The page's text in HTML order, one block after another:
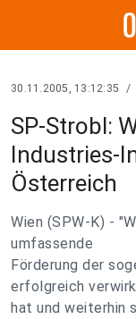
30.11.2005, 13:12:35 /
SP-Strobl:
Industries-
Österreich
Wien (SPW-K) -
umfassende
Förderung der
erfolgreich
hat und weiterhin